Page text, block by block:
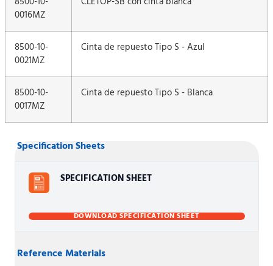
0016MZ
8500-10-
0021MZ
Cinta de repuesto Tipo S - Azul
8500-10-
0017MZ
Cinta de repuesto Tipo S - Blanca
Specification Sheets
SPECIFICATION SHEET
DOWNLOAD SPECIFICATION SHEET
Reference Materials